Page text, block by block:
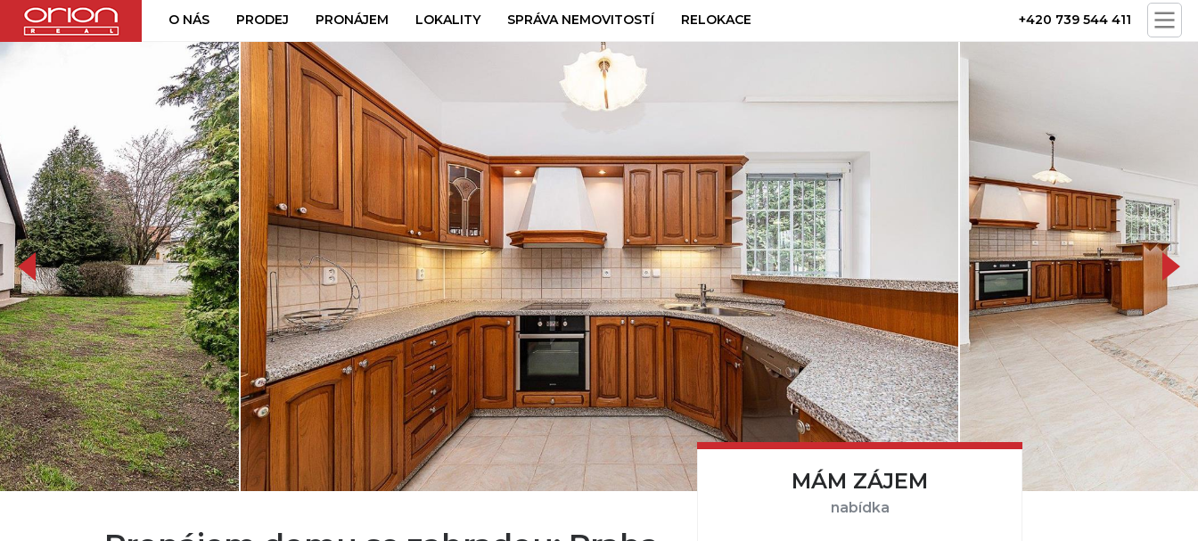
O NÁS PRODEJ PRONÁJEM LOKALITY SPRÁVA NEMOVITOSTÍ RELOKACE +420 739 544 411
MÁM ZÁJEM
nabídka